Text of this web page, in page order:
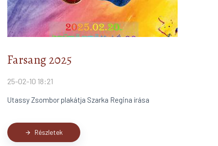
Farsang 2025
25-02-10 18:21
Utassy Zsombor plakátja Szarka Regina írása
arrow_forward Részletek